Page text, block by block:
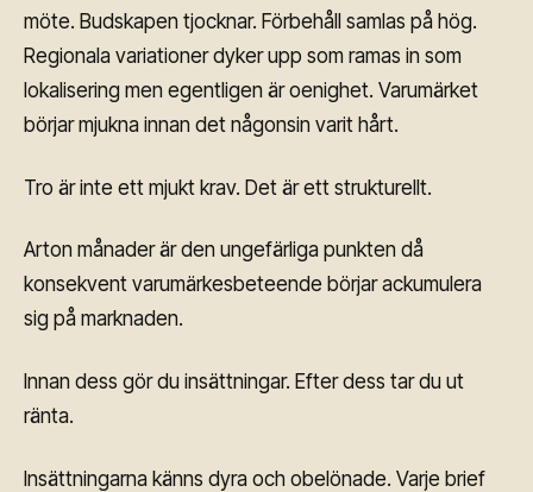
möte. Budskapen tjocknar. Förbehåll samlas på hög.
Regionala variationer dyker upp som ramas in som
lokalisering men egentligen är oenighet. Varumärket
börjar mjukna innan det någonsin varit hårt.
Tro är inte ett mjukt krav. Det är ett strukturellt.
Arton månader är den ungefärliga punkten då
konsekvent varumärkesbeteende börjar ackumulera
sig på marknaden.
Innan dess gör du insättningar. Efter dess tar du ut
ränta.
Insättningarna känns dyra och obelönade. Varje brief